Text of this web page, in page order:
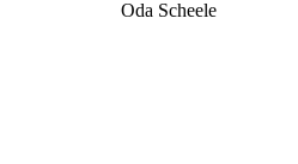
Oda Scheele